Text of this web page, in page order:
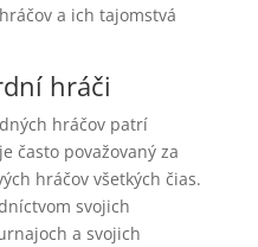
a ich tajomstvá
hráči
hráčov patrí
často považovaný za
hráčov všetkých čias.
svojich
a svojich